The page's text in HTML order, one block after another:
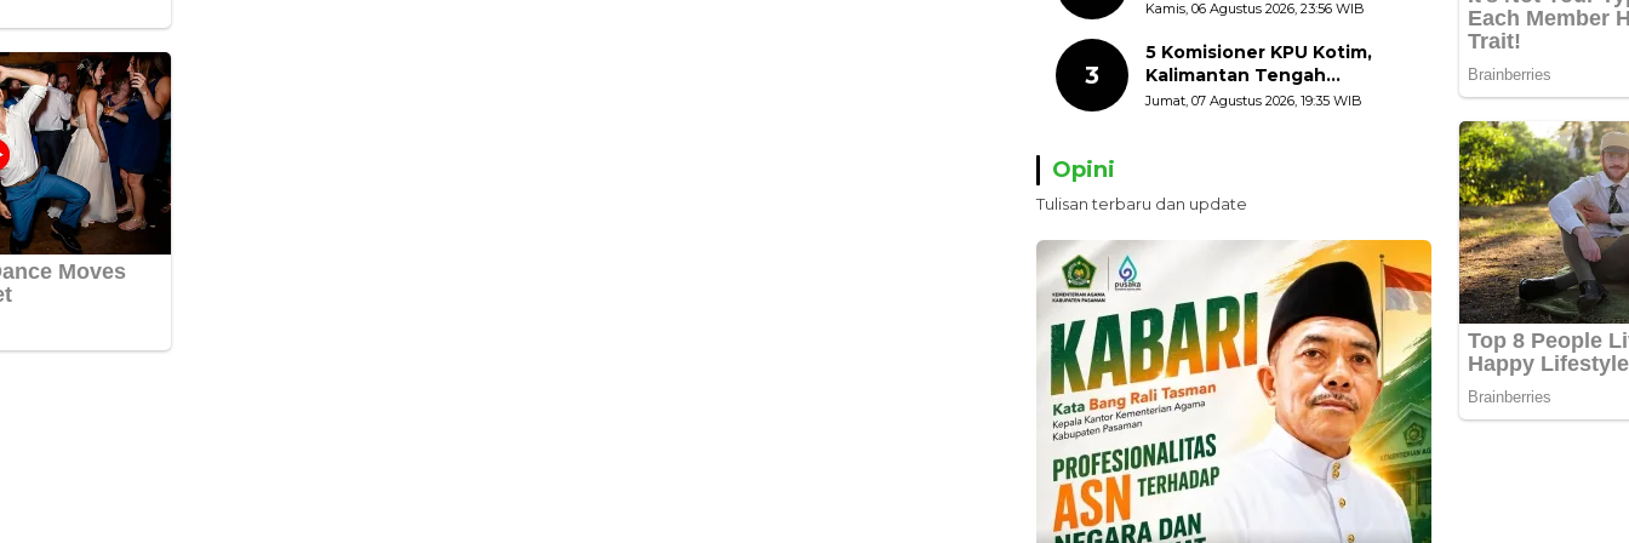
HUT ke-81 Kemerdekaan RI
Bendera Merah Putih
Kamis, 06 Agustus 2026, 23:56 WIB
3
5 Komisioner KPU Kotim,
Kalimantan Tengah
Ditetapkan Tersangka,
Jumat, 07 Agustus 2026, 19:35 WIB
Opini
Tulisan terbaru dan update